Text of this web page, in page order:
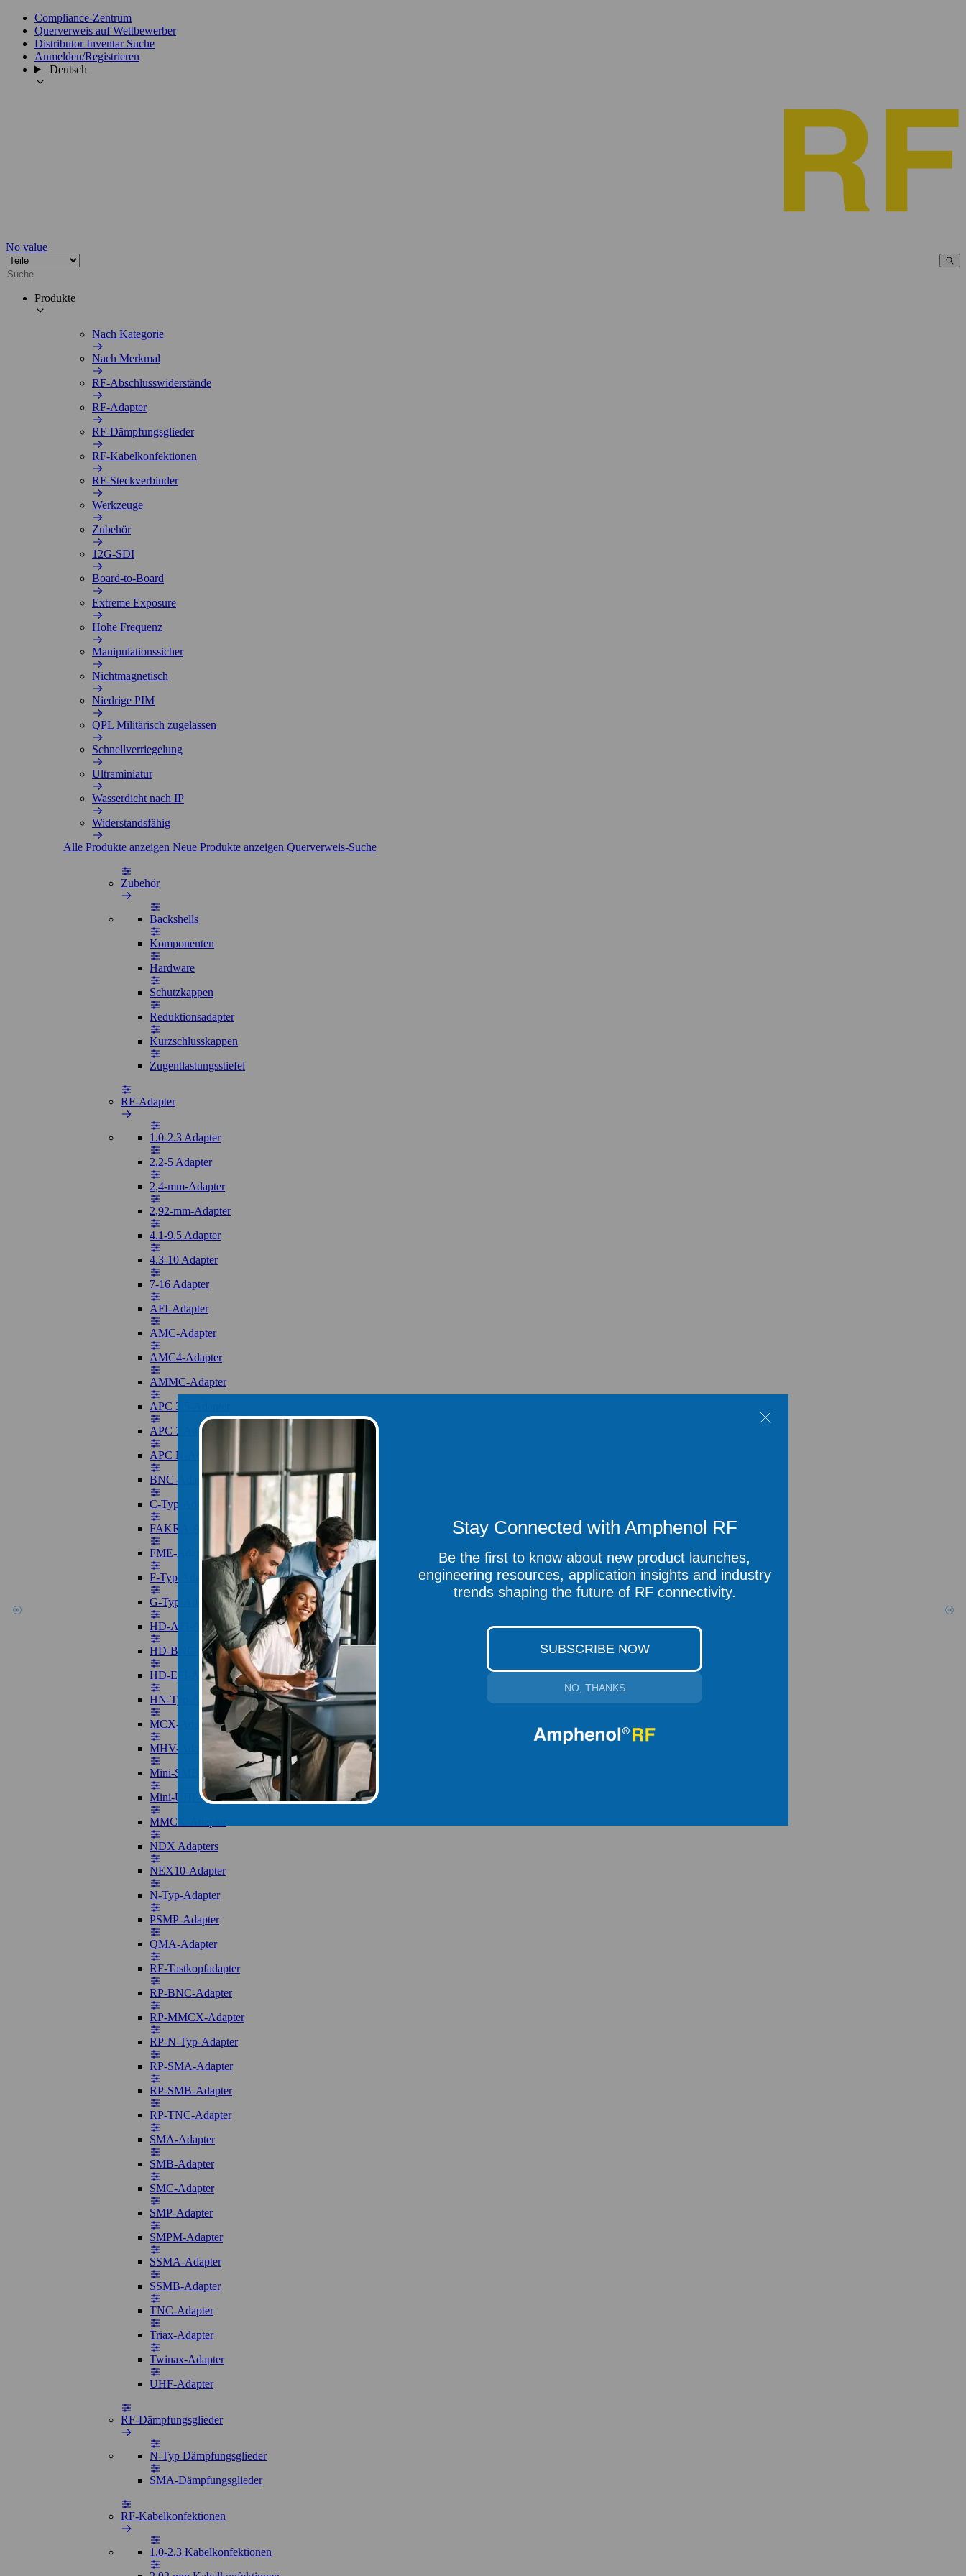
Compliance-Zentrum
Querverweis auf Wettbewerber
Distributor Inventar Suche
Anmelden/Registrieren
Deutsch
No value
Produkte
Nach Kategorie
Nach Merkmal
RF-Abschlusswiderstände
RF-Adapter
RF-Dämpfungsglieder
RF-Kabelkonfektionen
RF-Steckverbinder
Werkzeuge
Zubehör
12G-SDI
Board-to-Board
Extreme Exposure
Hohe Frequenz
Manipulationssicher
Nichtmagnetisch
Niedrige PIM
QPL Militärisch zugelassen
Schnellverriegelung
Ultraminiatur
Wasserdicht nach IP
Widerstandsfähig
Alle Produkte anzeigen Neue Produkte anzeigen Querverweis-Suche
Zubehör
Backshells
Komponenten
Hardware
Schutzkappen
Reduktionsadapter
Kurzschlusskappen
Zugentlastungsstiefel
RF-Adapter
1.0-2.3 Adapter
2.2-5 Adapter
2,4-mm-Adapter
2,92-mm-Adapter
4.1-9.5 Adapter
4.3-10 Adapter
7-16 Adapter
AFI-Adapter
AMC-Adapter
AMC4-Adapter
AMMC-Adapter
APC 3.5-Adapter
APC 7 Adapter
APC N-Adapter
BNC-Adapter
C-Typ-Adapter
FAKRA-Adapter
FME-Adapter
F-Typ-Adapter
G-Typ-Adapter
HD-AFI-Adapter
HD-BNC-Adapter
HD-EFI-Adapter
HN-Typ-Adapter
MCX-Adapter
MHV-Adapter
Mini-SMB-Adapter
Mini-UHF-Adapter
MMCX-Adapter
NDX Adapters
NEX10-Adapter
N-Typ-Adapter
PSMP-Adapter
QMA-Adapter
RF-Tastkopfadapter
RP-BNC-Adapter
RP-MMCX-Adapter
RP-N-Typ-Adapter
RP-SMA-Adapter
RP-SMB-Adapter
RP-TNC-Adapter
SMA-Adapter
SMB-Adapter
SMC-Adapter
SMP-Adapter
SMPM-Adapter
SSMA-Adapter
SSMB-Adapter
TNC-Adapter
Triax-Adapter
Twinax-Adapter
UHF-Adapter
RF-Dämpfungsglieder
N-Typ Dämpfungsglieder
SMA-Dämpfungsglieder
RF-Kabelkonfektionen
1.0-2.3 Kabelkonfektionen